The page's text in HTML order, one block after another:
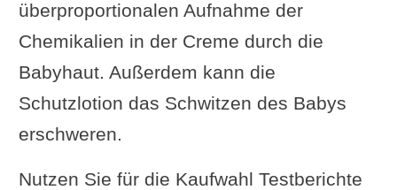
überproportionalen Aufnahme der
Chemikalien in der Creme durch die
Babyhaut. Außerdem kann die
Schutzlotion das Schwitzen des Babys
erschweren.
Nutzen Sie für die Kaufwahl Testberichte